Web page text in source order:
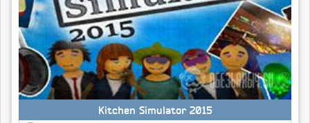
Kitchen Simulator 2015